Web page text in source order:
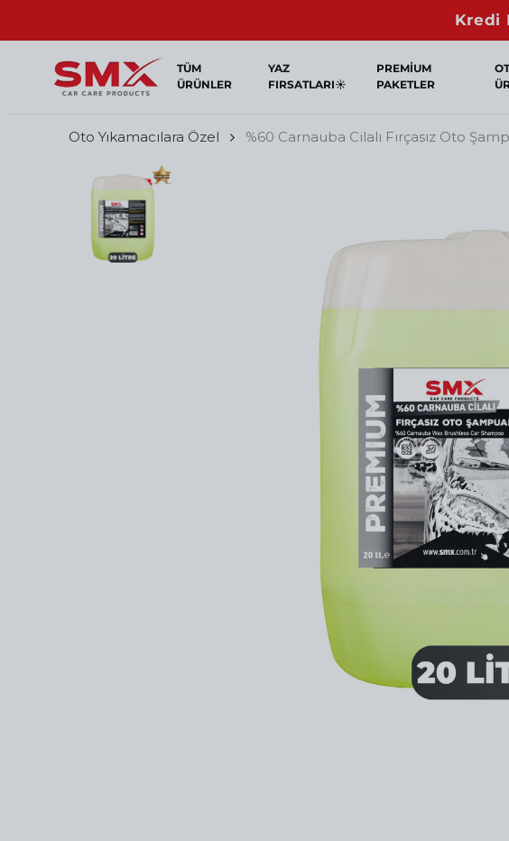
TÜM
ÜRÜNLER
YAZ
FIRSATLARI☀️
PREMİUM
PAKETLER
Oto Yıkamacılara Özel %60 Carnauba Cilalı Fırçasız Oto